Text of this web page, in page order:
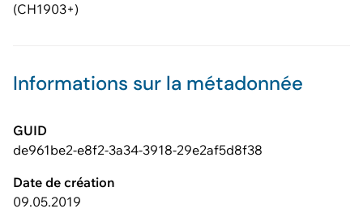
(CH1903+)
Informations sur la métadonnée
GUID
de961be2-e8f2-3a34-3918-29e2af5d8f38
Date de création
09.05.2019